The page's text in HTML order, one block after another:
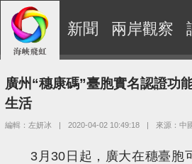
新聞 兩岸觀察
廣州“穗康碼”臺胞實名認證功
生活
編輯：左妍冰 | 2020-04-02 10:49:18 | 來源：中
3月30日起，廣大在穗臺胞